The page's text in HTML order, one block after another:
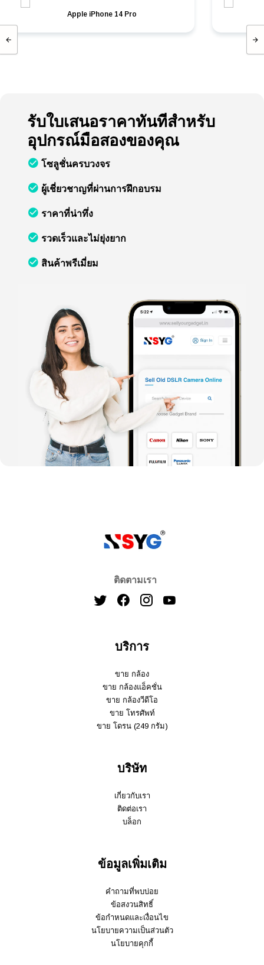
Apple iPhone 14 Pro
รับใบเสนอราคาทันทีสำหรับ
อุปกรณ์มือสองของคุณ
โซลูชั่นครบวงจร
ผู้เชี่ยวชาญที่ผ่านการฝึกอบรม
ราคาที่น่าทึ่ง
รวดเร็วและไม่ยุ่งยาก
สินค้าพรีเมี่ยม
ติดตามเรา
บริการ
ขาย กล้อง
ขาย กล้องแอ็คชั่น
ขาย กล้องวีดีโอ
ขาย โทรศัพท์
ขาย โดรน (249 กรัม)
บริษัท
เกี่ยวกับเรา
ติดต่อเรา
บล็อก
ข้อมูลเพิ่มเติม
คำถามที่พบบ่อย
ข้อสงวนสิทธิ์
ข้อกำหนดและเงื่อนไข
นโยบายความเป็นส่วนตัว
นโยบายคุกกี้